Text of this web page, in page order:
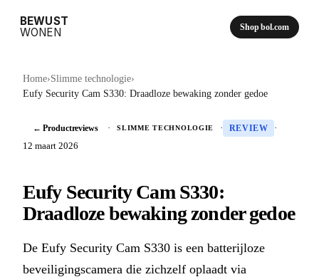
BEWUST
WONEN
Shop bol.com
Home›Slimme technologie›
Eufy Security Cam S330: Draadloze bewaking zonder gedoe
← Productreviews · SLIMME TECHNOLOGIE · REVIEW
·
12 maart 2026
Eufy Security Cam S330:
Draadloze bewaking zonder gedoe
De Eufy Security Cam S330 is een batterijloze
beveiligingscamera die zichzelf oplaadt via